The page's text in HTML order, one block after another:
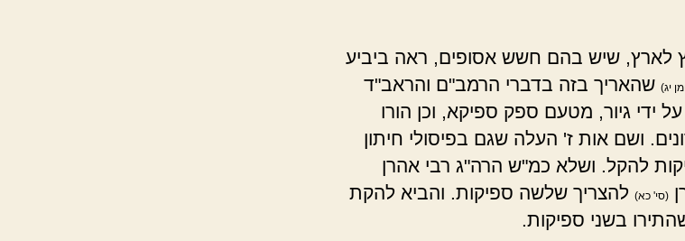
לארץ, שיש בהם חשש אסופים, ראה ביביע
יג) שהאריך בזה בדברי הרמב"ם והראב"ד
ידי גיור, מטעם ספק ספיקא, וכן הורו
ושם אות ז' העלה שגם בפיסולי חיתון
להקל. ושלא כמ"ש הרה"ג רבי אהרן
(סי' כא) להצריך שלשה ספיקות. והביא להקת
בשני ספיקות.